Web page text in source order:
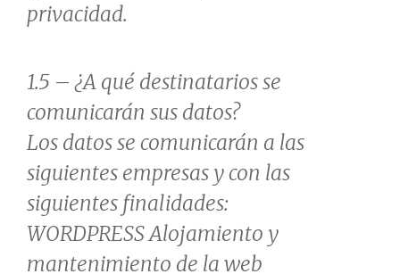
privacidad.
1.5 – ¿A qué destinatarios se
comunicarán sus datos?
Los datos se comunicarán a las
siguientes empresas y con las
siguientes finalidades:
WORDPRESS Alojamiento y
mantenimiento de la web